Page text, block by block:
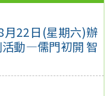
月22日(星期六)辦
動—儒門初開 智